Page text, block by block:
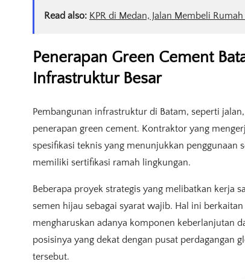
Read also: KPR di Medan, Jalan Membeli
Penerapan Green Cement
Infrastruktur Besar
Pembangunan infrastruktur di Batam, seperti
penerapan green cement. Kontraktor yang
spesifikasi teknis yang menunjukkan penggunaan
memiliki sertifikasi ramah lingkungan.
Beberapa proyek strategis yang melibatkan kerja
semen hijau sebagai syarat wajib. Hal ini
mengharuskan adanya komponen keberlanjutan
posisinya yang dekat dengan pusat perdagangan
tersebut.